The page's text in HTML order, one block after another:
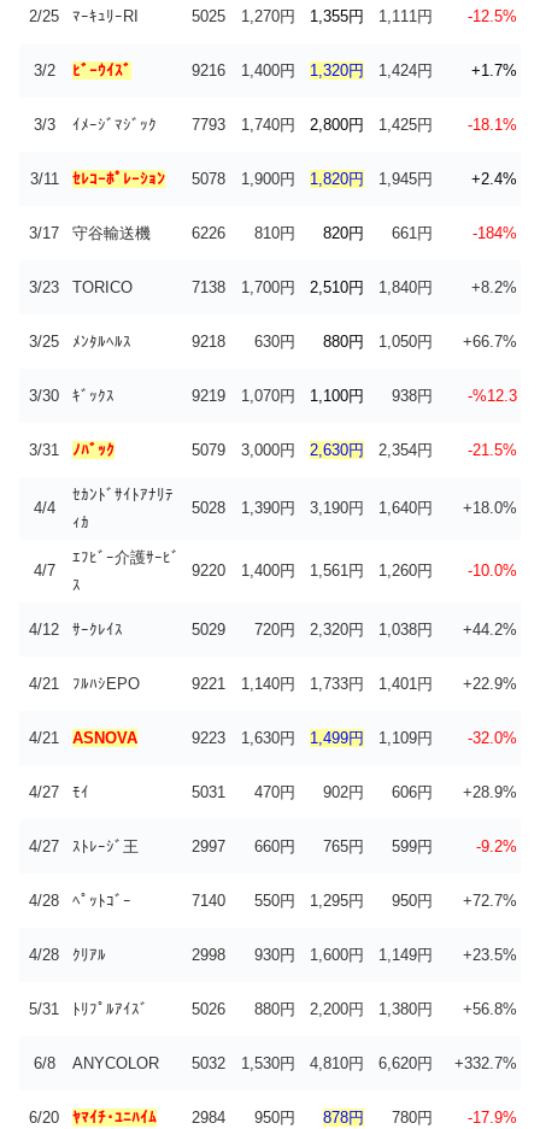
2/25 ﾏｰｷｭﾘｰRI 5025 1,270円 1,355円 1,111円 -12.5%
3/2 ﾋﾞｰｳｲｽﾞ 9216 1,400円 1,320円 1,424円 +1.7%
3/3 ｲﾒｰｼﾞﾏｼﾞｯｸ 7793 1,740円 2,800円 1,425円 -18.1%
3/11 ｾﾚｺｰﾎﾟﾚｰｼｮﾝ 5078 1,900円 1,820円 1,945円 +2.4%
3/17 守谷輸送機 6226 810円 820円 661円 -184%
3/23 TORICO 7138 1,700円 2,510円 1,840円 +8.2%
3/25 ﾒﾝﾀﾙﾍﾙｽ 9218 630円 880円 1,050円 +66.7%
3/30 ｷﾞｯｸｽ 9219 1,070円 1,100円 938円 -%12.3
3/31 ﾉﾊﾞｯｸ 5079 3,000円 2,630円 2,354円 -21.5%
4/4
ｾｶﾝﾄﾞｻｲﾄｱﾅﾘﾃ
ｨｶ
5028 1,390円 3,190円 1,640円 +18.0%
4/7
ｴﾌﾋﾞｰ介護ｻｰﾋﾞ
ｽ
9220 1,400円 1,561円 1,260円 -10.0%
4/12 ｻｰｸﾚｲｽ 5029 720円 2,320円 1,038円 +44.2%
4/21 ﾌﾙﾊｼEPO 9221 1,140円 1,733円 1,401円 +22.9%
4/21 ASNOVA 9223 1,630円 1,499円 1,109円 -32.0%
4/27 ﾓｲ 5031 470円 902円 606円 +28.9%
4/27 ｽﾄﾚｰｼﾞ王 2997 660円 765円 599円 -9.2%
4/28 ﾍﾟｯﾄｺﾞｰ 7140 550円 1,295円 950円 +72.7%
4/28 ｸﾘｱﾙ 2998 930円 1,600円 1,149円 +23.5%
5/31 ﾄﾘﾌﾟﾙｱｲｽﾞ 5026 880円 2,200円 1,380円 +56.8%
6/8 ANYCOLOR 5032 1,530円 4,810円 6,620円 +332.7%
6/20 ﾔﾏｲﾁ･ﾕﾆﾊｲﾑ 2984 950円 878円 780円 -17.9%